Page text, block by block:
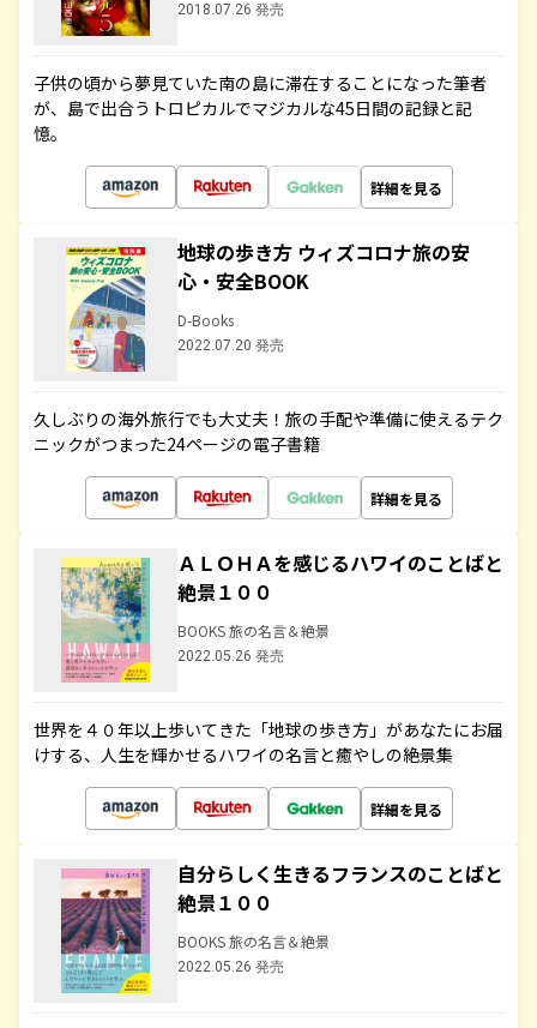
2018.07.26 発売
子供の頃から夢見ていた南の島に滞在することになった筆者
が、島で出合うトロピカルでマジカルな45日間の記録と記
憶。
詳細を見る
地球の歩き方 ウィズコロナ旅の安
心・安全BOOK
D-Books
2022.07.20 発売
久しぶりの海外旅行でも大丈夫！旅の手配や準備に使えるテク
ニックがつまった24ページの電子書籍
詳細を見る
ＡＬＯＨＡを感じるハワイのことばと
絶景１００
BOOKS 旅の名言＆絶景
2022.05.26 発売
世界を４０年以上歩いてきた「地球の歩き方」があなたにお届
けする、人生を輝かせるハワイの名言と癒やしの絶景集
詳細を見る
自分らしく生きるフランスのことばと
絶景１００
BOOKS 旅の名言＆絶景
2022.05.26 発売